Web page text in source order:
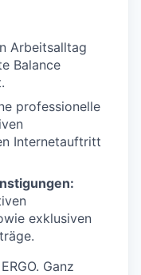
Arbeitsalltag
Balance
professionelle
Internetauftritt
exklusiven
Ganz